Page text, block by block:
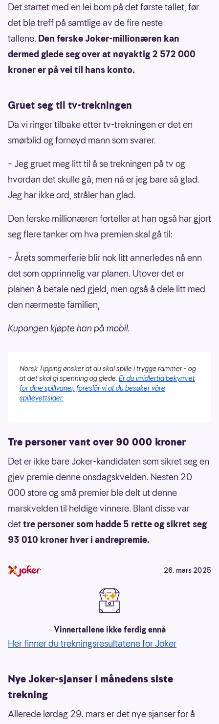
Det startet med en lei bom på det første tallet, før
det ble treff på samtlige av de fire neste
tallene. Den ferske Joker-millionæren kan
dermed glede seg over at nøyaktig 2 572 000
kroner er på vei til hans konto.
Gruet seg til tv-trekningen
Da vi ringer tilbake etter tv-trekningen er det en
smørblid og fornøyd mann som svarer.
– Jeg gruet meg litt til å se trekningen på tv og
hvordan det skulle gå, men nå er jeg bare så glad.
Jeg har ikke ord, stråler han glad.
Den ferske millionæren forteller at han også har gjort
seg flere tanker om hva premien skal gå til:
– Årets sommerferie blir nok litt annerledes nå enn
det som opprinnelig var planen. Utover det er
planen å betale ned gjeld, men også å dele litt med
den nærmeste familien,
Kupongen kjøpte han på mobil.
Norsk Tipping ønsker at du skal spille i trygge rammer - og
at det skal gi spenning og glede. Er du imidlertid bekymret
for dine spillvaner, foreslår vi at du besøker våre
spillevettsider.
Tre personer vant over 90 000 kroner
Det er ikke bare Joker-kandidaten som sikret seg en
gjev premie denne onsdagskvelden. Nesten 20
000 store og små premier ble delt ut denne
marskvelden til heldige vinnere. Blant disse var
dettre personer som hadde 5 rette og sikret seg
93 010 kroner hver i andrepremie.
26. mars 2025
Vinnertallene ikke ferdig ennå
Her finner du trekningsresultatene for Joker
Nye Joker-sjanser i månedens siste
trekning
Allerede lørdag 29. mars er det nye sjanser for å